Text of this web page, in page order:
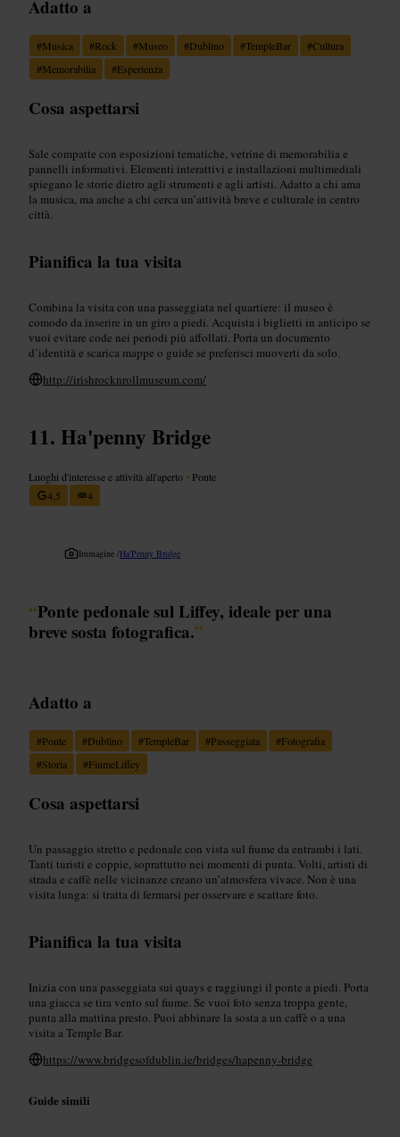
Adatto a
#Musica #Rock #Museo #Dublino #TempleBar #Cultura
#Memorabilia #Esperienza
Cosa aspettarsi
Sale compatte con esposizioni tematiche, vetrine di memorabilia e
pannelli informativi. Elementi interattivi e installazioni multimediali
spiegano le storie dietro agli strumenti e agli artisti. Adatto a chi ama
la musica, ma anche a chi cerca un’attività breve e culturale in centro
città.
Pianifica la tua visita
Combina la visita con una passeggiata nel quartiere: il museo è
comodo da inserire in un giro a piedi. Acquista i biglietti in anticipo se
vuoi evitare code nei periodi più affollati. Porta un documento
d’identità e scarica mappe o guide se preferisci muoverti da solo.
http://irishrocknrollmuseum.com/
Ha'penny Bridge
Luoghi d'interesse e attività all'aperto • Ponte
4,5
4
Immagine /Ha'Penny Bridge
“Ponte pedonale sul Liffey, ideale per una
breve sosta fotografica.”
Adatto a
#Ponte #Dublino #TempleBar #Passeggiata #Fotografia
#Storia #FiumeLiffey
Cosa aspettarsi
Un passaggio stretto e pedonale con vista sul fiume da entrambi i lati.
Tanti turisti e coppie, soprattutto nei momenti di punta. Volti, artisti di
strada e caffè nelle vicinanze creano un’atmosfera vivace. Non è una
visita lunga: si tratta di fermarsi per osservare e scattare foto.
Pianifica la tua visita
Inizia con una passeggiata sui quays e raggiungi il ponte a piedi. Porta
una giacca se tira vento sul fiume. Se vuoi foto senza troppa gente,
punta alla mattina presto. Puoi abbinare la sosta a un caffè o a una
visita a Temple Bar.
https://www.bridgesofdublin.ie/bridges/hapenny-bridge
Guide simili